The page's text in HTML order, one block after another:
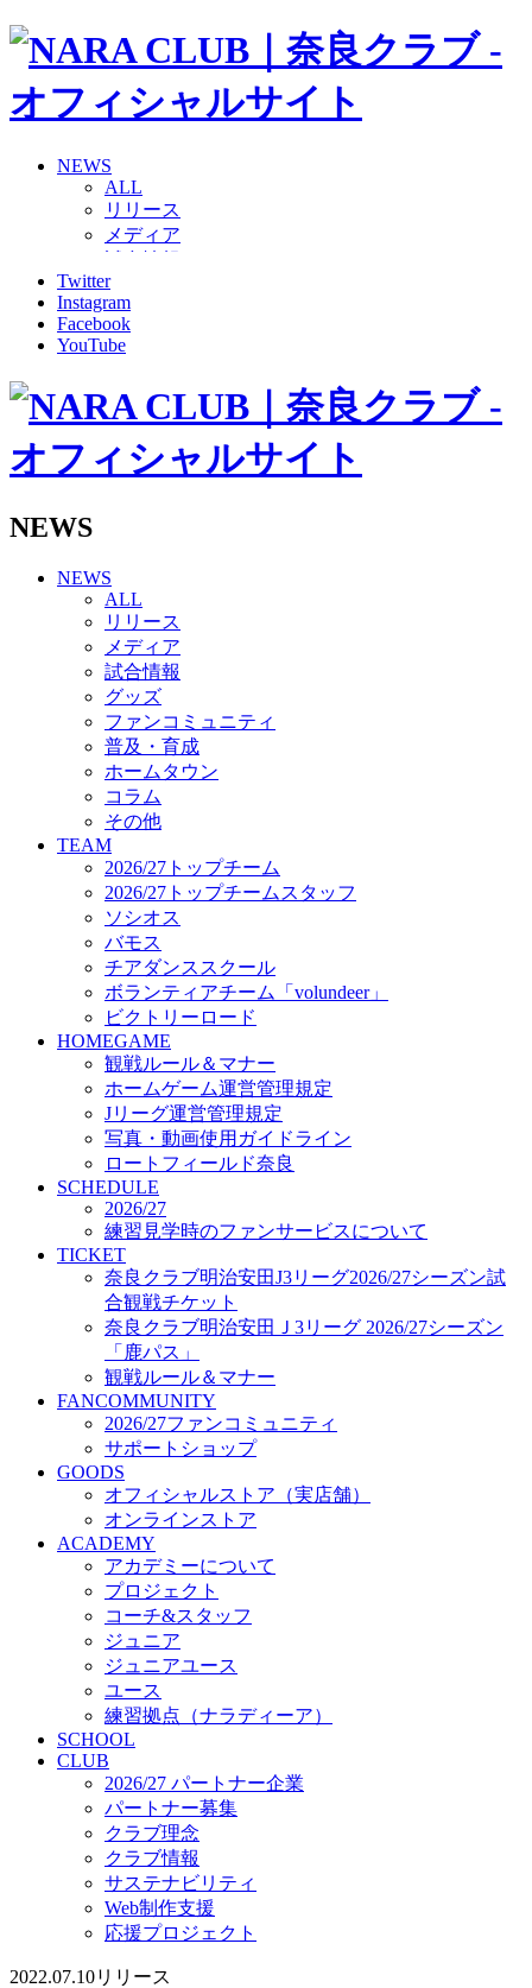
NEWS
ALL
リリース
メディア
グッズ
ファンコミュニティ
普及・育成
ホームタウン
その他
2026/27トップチーム
2026/27トップチームスタッフ
ボランティアチーム「volundeer」
ビクトリーロード
HOMEGAME
観戦ルール＆マナー
ホームゲーム運営管理規定
Jリーグ運営管理規定
写真・動画使用ガイドライン
ロートフィールド奈良
SCHEDULE
2026/27
練習見学時のファンサービスについて
TICKET
奈良クラブ明治安田J3リーグ2026/27シーズン試
合観戦チケット
奈良クラブ明治安田Ｊ3リーグ 2026/27シーズン
「鹿パス」
観戦ルール＆マナー
FANCOMMUNITY
2026/27ファンコミュニティ
サポートショップ
GOODS
オフィシャルストア（実店舗）
オンラインストア
ACADEMY
アカデミーについて
プロジェクト
コーチ&スタッフ
ジュニア
ジュニアユース
ユース
練習拠点（ナラディーア）
SCHOOL
2026/27 パートナー企業
パートナー募集
クラブ理念
クラブ情報
サステナビリティ
Web制作支援
応援プロジェクト
Twitter
Instagram
Facebook
YouTube
NEWS
NEWS
ALL
リリース
メディア
試合情報
グッズ
ファンコミュニティ
普及・育成
ホームタウン
コラム
その他
TEAM
2026/27トップチーム
2026/27トップチームスタッフ
ソシオス
バモス
チアダンススクール
ボランティアチーム「volundeer」
ビクトリーロード
HOMEGAME
観戦ルール＆マナー
ホームゲーム運営管理規定
Jリーグ運営管理規定
写真・動画使用ガイドライン
ロートフィールド奈良
SCHEDULE
2026/27
練習見学時のファンサービスについて
TICKET
奈良クラブ明治安田J3リーグ2026/27シーズン試
合観戦チケット
奈良クラブ明治安田Ｊ3リーグ 2026/27シーズン
「鹿パス」
観戦ルール＆マナー
FANCOMMUNITY
2026/27ファンコミュニティ
サポートショップ
GOODS
オフィシャルストア（実店舗）
オンラインストア
ACADEMY
アカデミーについて
プロジェクト
コーチ&スタッフ
ジュニア
ジュニアユース
ユース
練習拠点（ナラディーア）
SCHOOL
CLUB
2026/27 パートナー企業
パートナー募集
クラブ理念
クラブ情報
サステナビリティ
Web制作支援
応援プロジェクト
2022.07.10リリース